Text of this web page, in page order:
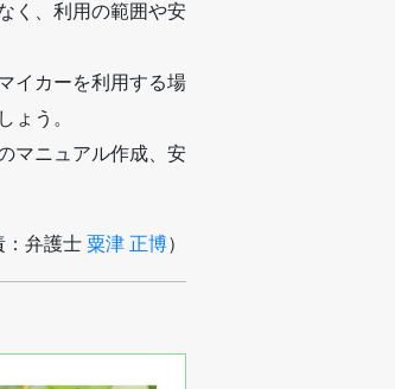
く、利用の範囲や安
イカーを利用する場
ょう。
マニュアル作成、安
：弁護士 粟津 正博）